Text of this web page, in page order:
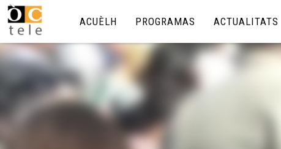
ACUÈLH PROGRAMAS ACTUALITATS